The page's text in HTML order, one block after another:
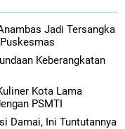
Jadi Tersangka
Keberangkatan
Kota Lama
PSMTI
Damai, Ini Tuntutannya